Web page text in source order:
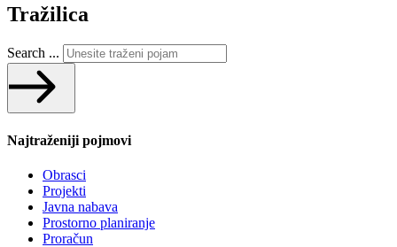
Tražilica
Search ...
Najtraženiji pojmovi
Obrasci
Projekti
Javna nabava
Prostorno planiranje
Proračun